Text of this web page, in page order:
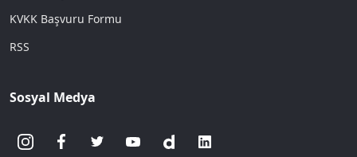
KVKK Başvuru Formu
RSS
Sosyal Medya